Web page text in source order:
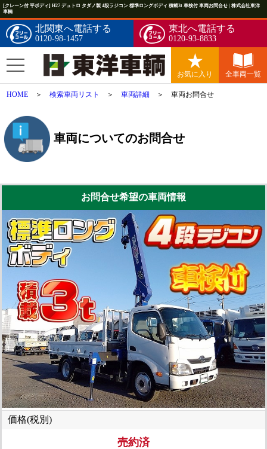
[クレーン付 平ボディ] H27 デュトロ タダノ製 4段ラジコン 標準ロングボディ 積載3t 車検付 車両お問合せ | 株式会社東洋
車輌
北関東へ電話する
0120-98-1457
東北へ電話する
0120-93-8833
お気に入り 全車両一覧
HOME ＞検索車両リスト ＞車両詳細 ＞ 車両お問合せ
車両についてのお問合せ
お問合せ希望の車両情報
価格(税別)
売約済